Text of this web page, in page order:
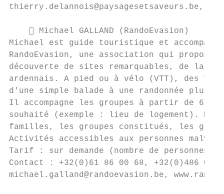
thierry.delannois@paysagesetsaveurs.be,
     Michael GALLAND (RandoEvasion)
Michael est guide touristique et
RandoEvasion, une association qui propose
découverte de sites remarquables, de la
ardennais. A pied ou à vélo (VTT), des
d'une simple balade à une randonnée plus
Il accompagne les groupes à partir de 6
souhaité (exemple : lieu de logement).
familles, les groupes constitués, les
Activités accessibles aux personnes
Tarif : sur demande (nombre de
Contact : +32(0)61 86 00 68, +32(0)486 09
michael.galland@randoevasion.be,